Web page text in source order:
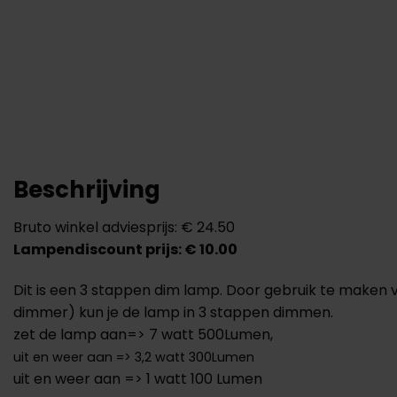
Beschrijving
Bruto winkel adviesprijs: € 24.50
Lampendiscount prijs: € 10.00
Dit is een 3 stappen dim lamp. Door gebruik te maken
dimmer) kun je de lamp in 3 stappen dimmen.
zet de lamp aan=> 7 watt 500Lumen,
uit en weer aan => 3,2 watt 300Lumen
uit en weer aan => 1 watt 100 Lumen